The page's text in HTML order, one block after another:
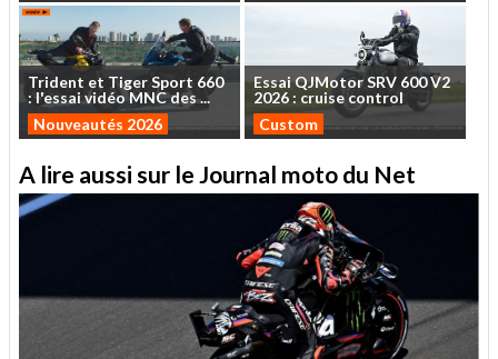
Trident et TigerSport 660
: l'essaividéo MNCdes...
Nouveautés 2026
EssaiQJMotorSRV 600V2
2026 : cruise control
Custom
A lire aussi sur le Journal moto du Net